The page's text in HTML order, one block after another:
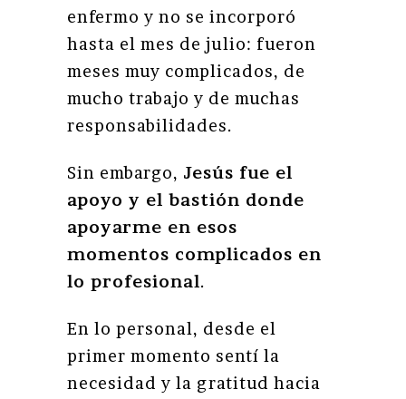
enfermo y no se incorporó
hasta el mes de julio: fueron
meses muy complicados, de
mucho trabajo y de muchas
responsabilidades.
Sin embargo, Jesús fue el
apoyo y el bastión donde
apoyarme en esos
momentos complicados en
lo profesional.
En lo personal, desde el
primer momento sentí la
necesidad y la gratitud hacia